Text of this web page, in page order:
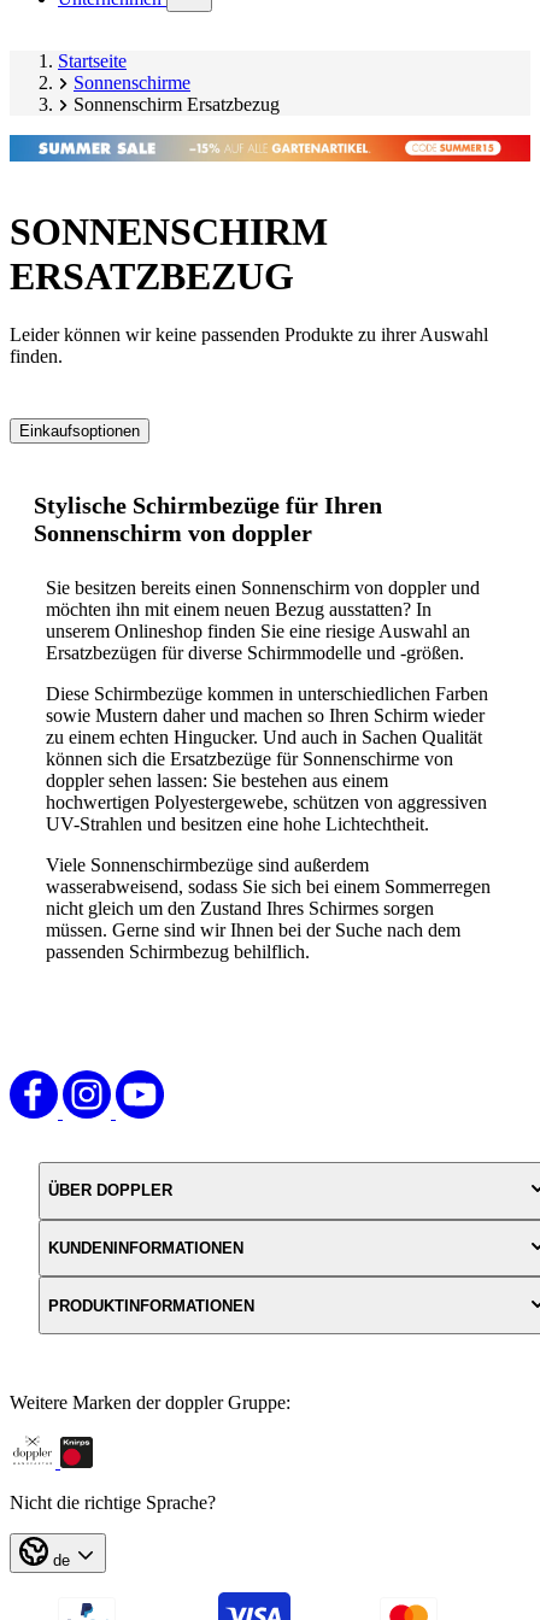
submenu)
Startseite
Sonnenschirme
Sonnenschirm Ersatzbezug
SONNENSCHIRM
ERSATZBEZUG
Einkaufsoptionen
Produktliste
springen
Leider können wir keine passenden Produkte zu ihrer Auswahl
finden.
Stylische Schirmbezüge für Ihren
Sonnenschirm von doppler
Sie besitzen bereits einen Sonnenschirm von doppler und
möchten ihn mit einem neuen Bezug ausstatten? In
unserem Onlineshop finden Sie eine riesige Auswahl an
Ersatzbezügen für diverse Schirmmodelle und -größen.
Diese Schirmbezüge kommen in unterschiedlichen Farben
sowie Mustern daher und machen so Ihren Schirm wieder
zu einem echten Hingucker. Und auch in Sachen Qualität
können sich die Ersatzbezüge für Sonnenschirme von
doppler sehen lassen: Sie bestehen aus einem
hochwertigen Polyestergewebe, schützen von aggressiven
UV-Strahlen und besitzen eine hohe Lichtechtheit.
Viele Sonnenschirmbezüge sind außerdem
wasserabweisend, sodass Sie sich bei einem Sommerregen
nicht gleich um den Zustand Ihres Schirmes sorgen
müssen. Gerne sind wir Ihnen bei der Suche nach dem
passenden Schirmbezug behilflich.
ÜBER DOPPLER
KUNDENINFORMATIONEN
PRODUKTINFORMATIONEN
Weitere Marken der doppler Gruppe:
Nicht die richtige Sprache?
de